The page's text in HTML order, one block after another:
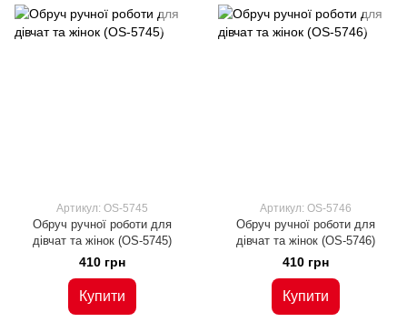
Артикул: OS-5745
Обруч ручної роботи для
дівчат та жінок (OS-5745)
410 грн
Купити
Артикул: OS-5746
Обруч ручної роботи для
дівчат та жінок (OS-5746)
410 грн
Купити